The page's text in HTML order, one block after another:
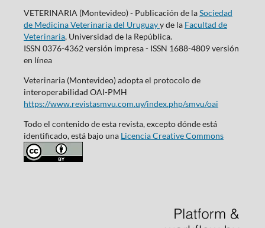
VETERINARIA (Montevideo) - Publicación de laSociedad
de Medicina Veterinaria del Uruguayy de la Facultad de
Veterinaria, Universidad de la República.
ISSN 0376-4362 versión impresa - ISSN 1688-4809 versión
en línea
Veterinaria (Montevideo) adopta el protocolo de
interoperabilidad OAI-PMH
https://www.revistasmvu.com.uy/index.php/smvu/oai
Todo el contenido de esta revista, excepto dónde está
identificado, está bajo una Licencia Creative Commons